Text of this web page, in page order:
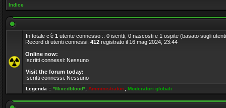
Indice
In totale c’è 1 utente connesso :: 0 iscritti, 0 nascosti e 1 ospite (basato sugli
Record di utenti connessi: 412 registrato il 16 mag 2024, 23:44
Online now:
Iscritti connessi: Nessuno
Visit the forum today:
Iscritti connessi: Nessuno
Legenda :: *Mixedblood* Amministratori Moderatori globali